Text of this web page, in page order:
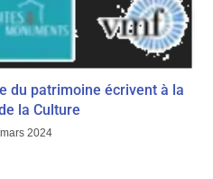
du patrimoine écrivent à la
la Culture
2024